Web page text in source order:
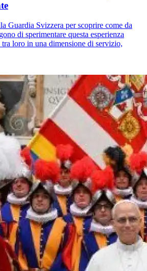
Guardia Svizzera per scoprire come da
di sperimentare questa esperienza
loro in una dimensione di servizio,